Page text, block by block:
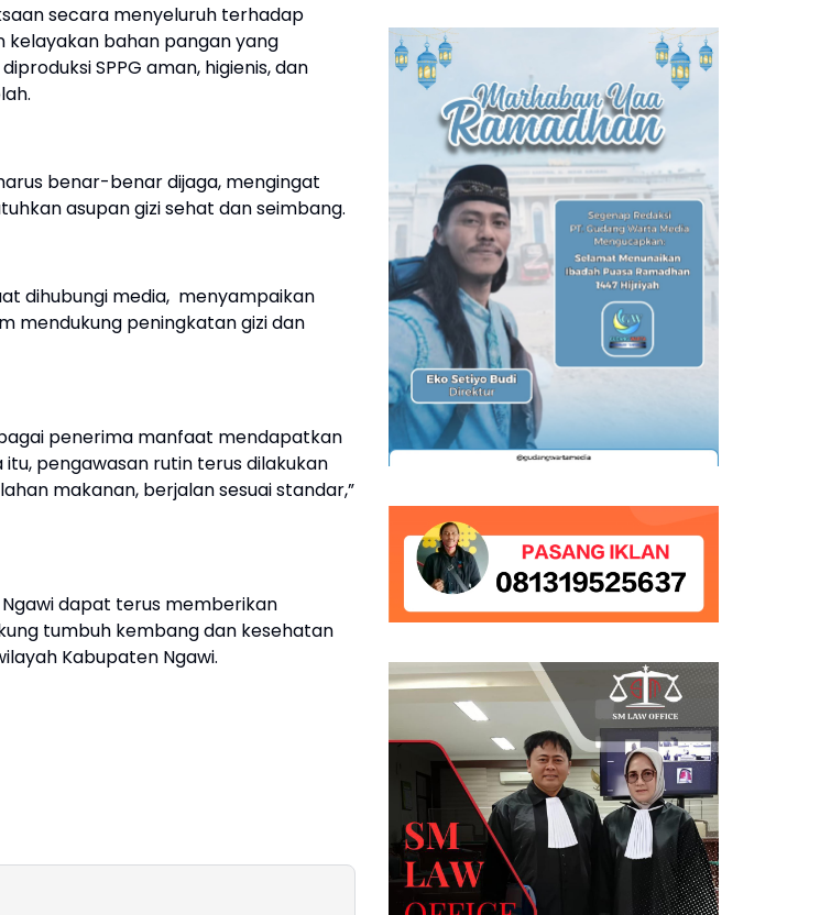
secara menyeluruh terhadap
kelayakan bahan pangan yang
SPPG aman, higienis, dan
benar-benar dijaga, mengingat
asupan gizi sehat dan seimbang.
dihubungi media, menyampaikan
mendukung peningkatan gizi dan
penerima manfaat mendapatkan
pengawasan rutin terus dilakukan
makanan, berjalan sesuai standar,”
dapat terus memberikan
tumbuh kembang dan kesehatan
Kabupaten Ngawi.